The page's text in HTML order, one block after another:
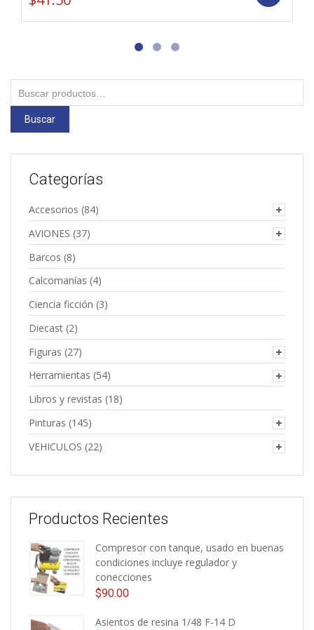
por:
Buscar
Categorías
Accesorios (84)
AVIONES (37)
Barcos (8)
Calcomanías (4)
Ciencia ficción (3)
Diecast (2)
Figuras (27)
Herramientas (54)
Libros y revistas (18)
Pinturas (145)
VEHICULOS (22)
Productos Recientes
Compresor con tanque, usado en buenas
condiciones incluye regulador y
conecciones
$90.00
Asientos de resina 1/48 F-14 D